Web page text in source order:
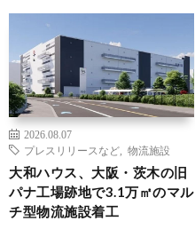
2026.08.07
プレスリリースなど
物流施設
大和ハウス、大阪・茨木の旧
パナ工場跡地で3.1万㎡のマル
チ型物流施設着工